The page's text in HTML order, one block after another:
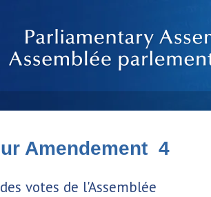
Amendement 4
votes de l'Assemblée